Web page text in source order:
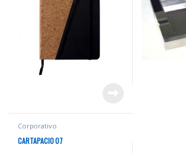
Corporativo
CARTAPACIO 07